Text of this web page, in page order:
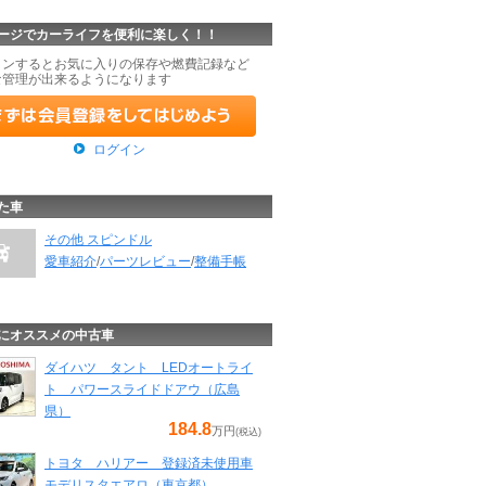
ジでカーライフを便利に楽しく！！
するとお気に入りの保存や燃費記録など
理が出来るようになります
ログイン
車
その他 スピンドル
愛車紹介/パーツレビュー/整備手帳
オススメの中古車
ダイハツ タント LEDオートライ
ト パワースライドドアウ（広島
県）
184.8万円 (税込)
トヨタ ハリアー 登録済未使用車